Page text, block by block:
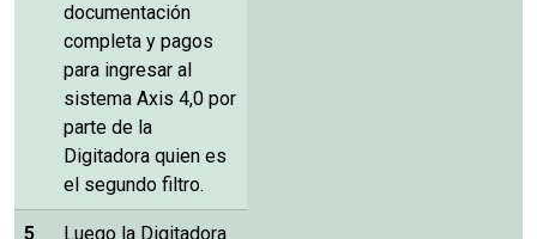
documentación
completa y pagos
para ingresar al
sistema Axis 4,0 por
parte de la
Digitadora quien es
el segundo filtro.
5
Luego la Digitadora